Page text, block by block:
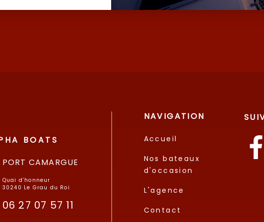
BOATS
PORT CAMARGUE
Quai d’honneur
30240 Le Grau du Roi
06 27 07 57 11
NAVIGATION
Accueil
Nos bateaux
d'occasion
L'agence
Contact